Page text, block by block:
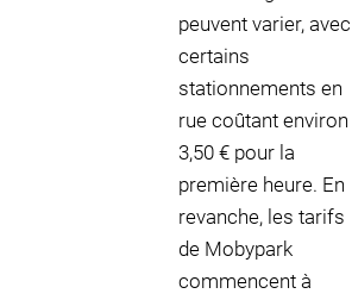
peuvent varier, avec
certains
stationnements en
rue coûtant environ
3,50 € pour la
première heure. En
revanche, les tarifs
de Mobypark
commencent à